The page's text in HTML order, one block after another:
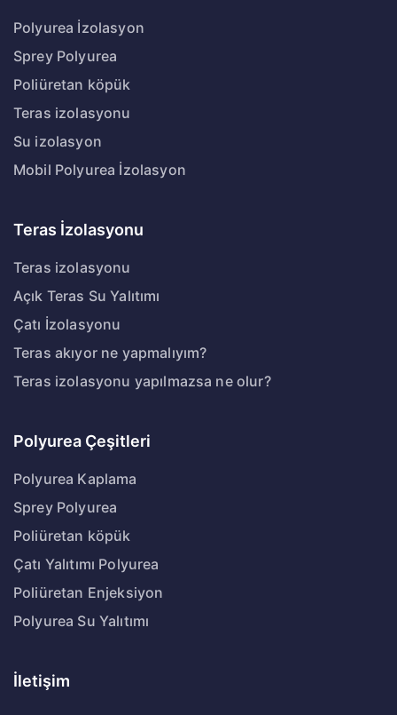
Polyurea İzolasyon
Sprey Polyurea
Poliüretan köpük
Teras izolasyonu
Su izolasyon
Mobil Polyurea İzolasyon
Teras İzolasyonu
Teras izolasyonu
Açık Teras Su Yalıtımı
Çatı İzolasyonu
Teras akıyor ne yapmalıyım?
Teras izolasyonu yapılmazsa ne olur?
Polyurea Çeşitleri
Polyurea Kaplama
Sprey Polyurea
Poliüretan köpük
Çatı Yalıtımı Polyurea
Poliüretan Enjeksiyon
Polyurea Su Yalıtımı
İletişim